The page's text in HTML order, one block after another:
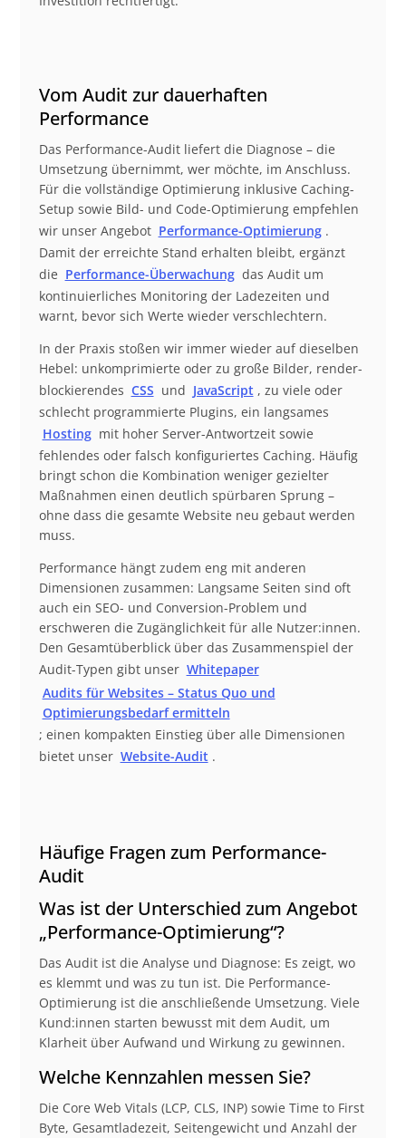
Vom Audit zur dauerhaften
Performance
Das Performance-Audit liefert die Diagnose – die
Umsetzung übernimmt, wer möchte, im Anschluss.
Für die vollständige Optimierung inklusive Caching-
Setup sowie Bild- und Code-Optimierung empfehlen
wir unser Angebot Performance-Optimierung .
Damit der erreichte Stand erhalten bleibt, ergänzt
die Performance-Überwachung das Audit um
kontinuierliches Monitoring der Ladezeiten und
warnt, bevor sich Werte wieder verschlechtern.
In der Praxis stoßen wir immer wieder auf dieselben
Hebel: unkomprimierte oder zu große Bilder, render-
blockierendes CSS und JavaScript , zu viele oder
schlecht programmierte Plugins, ein langsames
Hosting mit hoher Server-Antwortzeit sowie
fehlendes oder falsch konfiguriertes Caching. Häufig
bringt schon die Kombination weniger gezielter
Maßnahmen einen deutlich spürbaren Sprung –
ohne dass die gesamte Website neu gebaut werden
muss.
Performance hängt zudem eng mit anderen
Dimensionen zusammen: Langsame Seiten sind oft
auch ein SEO- und Conversion-Problem und
erschweren die Zugänglichkeit für alle Nutzer:innen.
Den Gesamtüberblick über das Zusammenspiel der
Audit-Typen gibt unser Whitepaper
Audits für Websites – Status Quo und
Optimierungsbedarf ermitteln
; einen kompakten Einstieg über alle Dimensionen
bietet unser Website-Audit .
Häufige Fragen zum Performance-
Audit
Was ist der Unterschied zum Angebot
„Performance-Optimierung“?
Das Audit ist die Analyse und Diagnose: Es zeigt, wo
es klemmt und was zu tun ist. Die Performance-
Optimierung ist die anschließende Umsetzung. Viele
Kund:innen starten bewusst mit dem Audit, um
Klarheit über Aufwand und Wirkung zu gewinnen.
Welche Kennzahlen messen Sie?
Die Core Web Vitals (LCP, CLS, INP) sowie Time to First
Byte, Gesamtladezeit, Seitengewicht und Anzahl der